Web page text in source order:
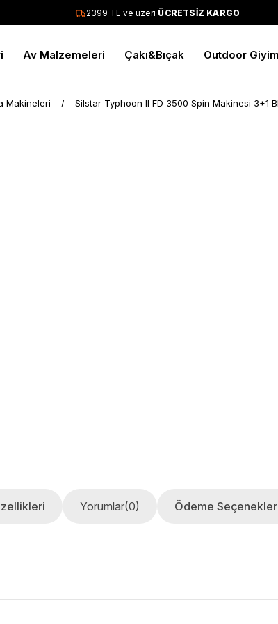
2399 TL ve üzeriÜCRETSİZ KARGO
Av Malzemeleri Çakı&Bıçak Outdoor
Makineleri Silstar Typhoon II FD 3500 Spin Makinesi 3+1
Yorumlar(0) Ödeme